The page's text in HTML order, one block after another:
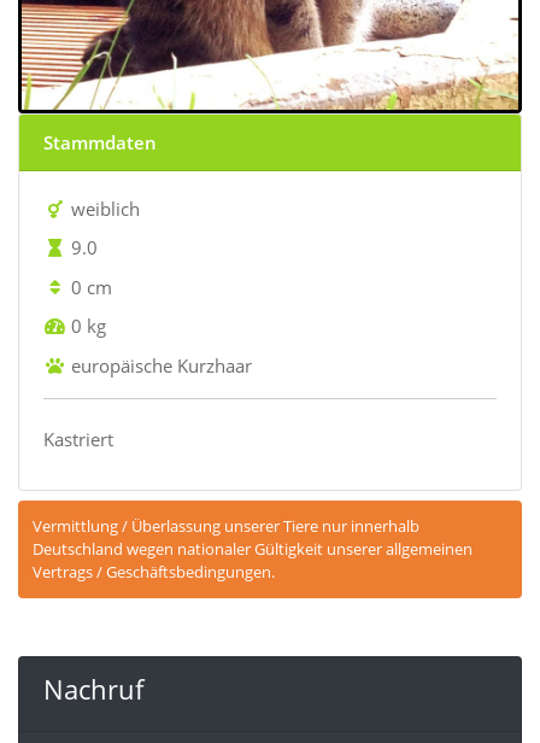
Stammdaten
weiblich
9.0
0 cm
0 kg
europäische Kurzhaar
Kastriert
Vermittlung / Überlassung unserer Tiere nur innerhalb
Deutschland wegen nationaler Gültigkeit unserer allgemeinen
Vertrags / Geschäftsbedingungen.
Nachruf